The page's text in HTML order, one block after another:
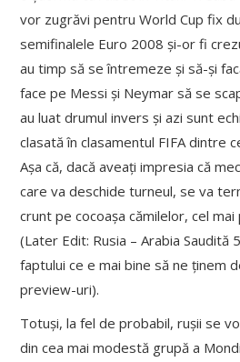
vor zugrăvi pentru World Cup fix
semifinalele Euro 2008 și-or fi
au timp să se întremeze și să-și
face pe Messi și Neymar să se
au luat drumul invers și azi sunt
clasată în clasamentul FIFA dintre
Așa că, dacă aveați impresia că
care va deschide turneul, se va
crunt pe cocoașa cămilelor, cel
(Later Edit: Rusia – Arabia Saudită
faptului ce e mai bine să ne ținem
preview-uri).
Totuși, la fel de probabil, rușii se
din cea mai modestă grupă a